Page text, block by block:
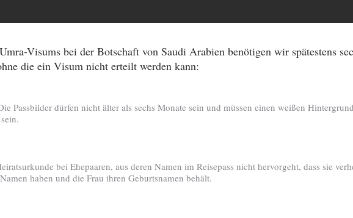
Visums bei der Botschaft von Saudi Arabien benötigen wir spätestens
die ein Visum nicht erteilt werden kann:
Passbilder dürfen nicht älter als sechs Monate sein und müssen einen weißen
bei Ehepaaren, aus deren Namen im Reisepass nicht hervorgeht, dass sie
haben und die Frau ihren Geburtsnamen behält.